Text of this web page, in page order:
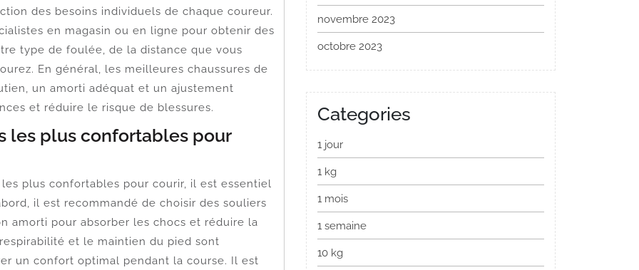
des besoins individuels de chaque coureur.
en magasin ou en ligne pour obtenir des
type de foulée, de la distance que vous
En général, les meilleures chaussures de
un amorti adéquat et un ajustement
et réduire le risque de blessures.
les plus confortables pour
les plus confortables pour courir, il est essentiel
il est recommandé de choisir des souliers
amorti pour absorber les chocs et réduire la
et le maintien du pied sont
un confort optimal pendant la course. Il est
novembre 2023
octobre 2023
Categories
1 jour
1 kg
1 mois
1 semaine
10 kg